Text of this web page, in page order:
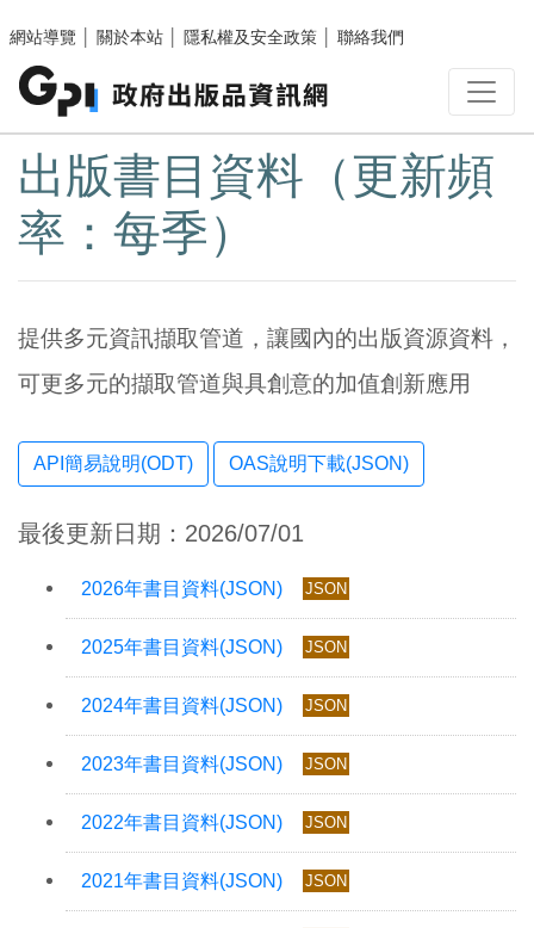
網站導覽
關於本站 隱私權及安全政策 聯絡我們
:::
出版書目資料（更新頻
率：每季）
提供多元資訊擷取管道，讓國內的出版資源資料，
可更多元的擷取管道與具創意的加值創新應用
OAS說明下載(JSON)
最後更新日期：2026/07/01
JSON
JSON
JSON
JSON
JSON
JSON